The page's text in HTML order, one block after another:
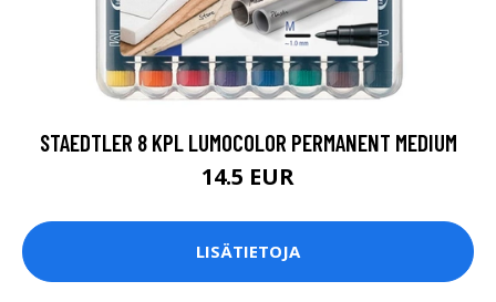
STAEDTLER 8 KPL LUMOCOLOR PERMANENT MEDIUM
14.5 EUR
LISÄTIETOJA